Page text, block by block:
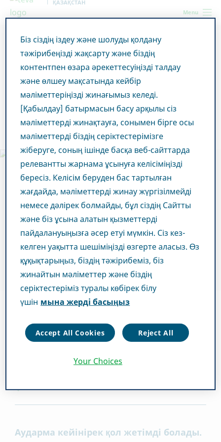
Menu
ҚАЗАҚСТАН
Kazakhstan Жаңалықтар және БАҚ
Барлық әңгімелерді
қараңыз
TEVA завершает приобретение ACTAVIS GENERICS
TEVA завершает
приобретение ACTAVIS
GENERICS
Аударма кейінірек қол жетімді болады.
Біз сіздің іздеу және шолуды қолдану
тәжірибеңізді жақсарту және біздің
контентпен өзара әрекеттесуіңізді талдау
және өлшеу мақсатында кейбір
мәліметтеріңізді жинағымыз келеді.
[Қабылдау] батырмасын басу арқылы сіз
мәліметтерді жинақтауға, сонымен бірге осы
мәліметтерді біздің серіктестерімізге
жіберуге, соның ішінде басқа веб-сайттарда
релевантты жарнама ұсынуға келісіміңізді
бересіз. Келісім беруден бас тартылған
жағдайда, мәліметтерді жинау жүргізілмейді
немесе дәлірек болмайды, бұл сіздің Сайтты
және біз ұсына алатын қызметтерді
пайдалануыңызға әсер етуі мүмкін. Сіз кез-
келген уақытта шешіміңізді өзгерте аласыз. Өз
құқықтарыңыз, біздің тәжірибеміз, біз
жинайтын мәліметтер және біздің
серіктестеріміз туралы көбірек білу
үшін мына жерді басыңыз
Accept All Cookies Reject All
Your Choices